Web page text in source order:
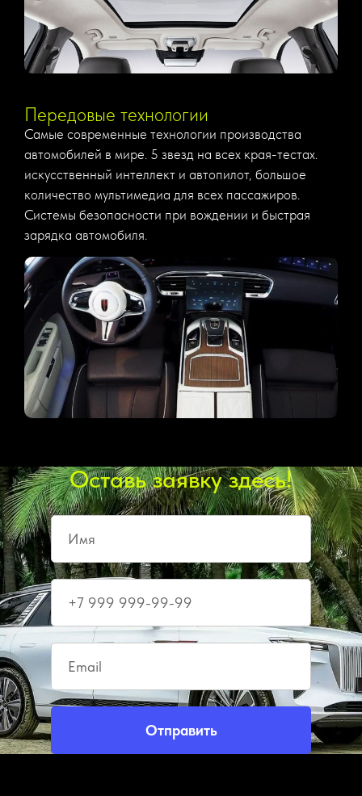
Передовые технологии
Самые современные технологии производства
автомобилей в мире. 5 звезд на всех края-тестах.
искусственный интеллект и автопилот, большое
количество мультимедиа для всех пассажиров.
Системы безопасности при вождении и быстрая
зарядка автомобиля.
Оставь заявку здесь!
Отправить